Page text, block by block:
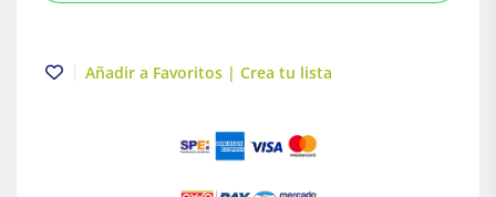
9W
cantidadAñadir a Favoritos | Crea tu lista